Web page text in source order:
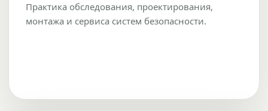
Практика обследования, проектирования,
монтажа и сервиса систем безопасности.